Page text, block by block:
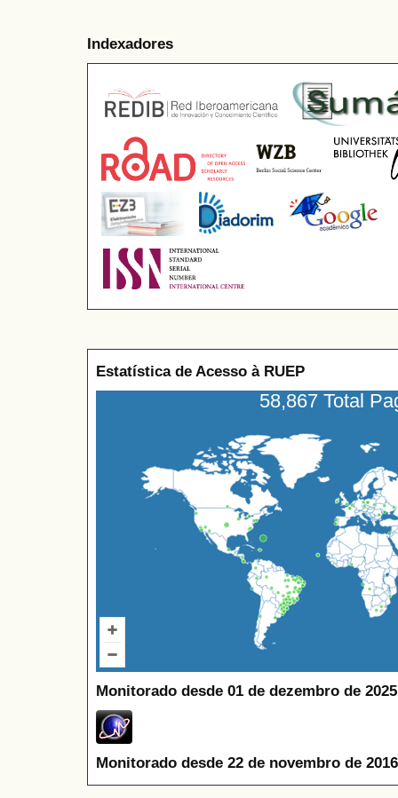
Indexadores
Estatística de Acesso à RUEP
58,867 Total
Monitorado desde 01 de dezembro de
Monitorado desde 22 de novembro de